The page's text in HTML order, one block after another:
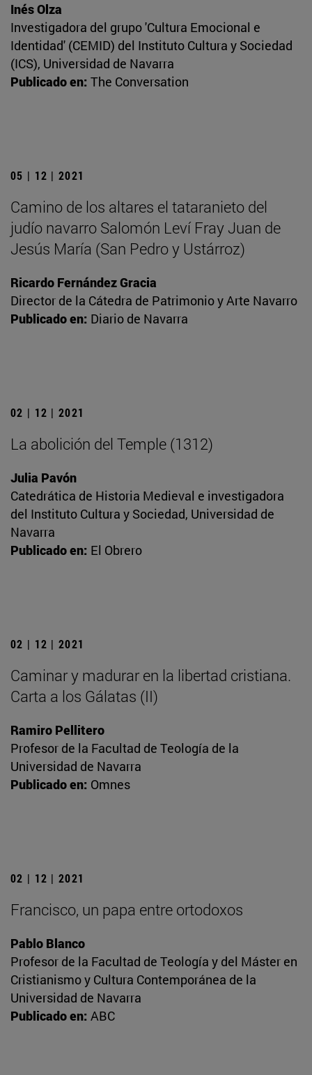
Inés Olza
Investigadora del grupo 'Cultura Emocional e
Identidad' (CEMID) del Instituto Cultura y Sociedad
(ICS), Universidad de Navarra
Publicado en: The Conversation
05 | 12 | 2021
Camino de los altares el tataranieto del
judío navarro Salomón Leví Fray Juan de
Jesús María (San Pedro y Ustárroz)
Ricardo Fernández Gracia
Director de la Cátedra de Patrimonio y Arte Navarro
Publicado en: Diario de Navarra
02 | 12 | 2021
La abolición del Temple (1312)
Julia Pavón
Catedrática de Historia Medieval e investigadora
del Instituto Cultura y Sociedad, Universidad de
Navarra
Publicado en: El Obrero
02 | 12 | 2021
Caminar y madurar en la libertad cristiana.
Carta a los Gálatas (II)
Ramiro Pellitero
Profesor de la Facultad de Teología de la
Universidad de Navarra
Publicado en: Omnes
02 | 12 | 2021
Francisco, un papa entre ortodoxos
Pablo Blanco
Profesor de la Facultad de Teología y del Máster en
Cristianismo y Cultura Contemporánea de la
Universidad de Navarra
Publicado en: ABC